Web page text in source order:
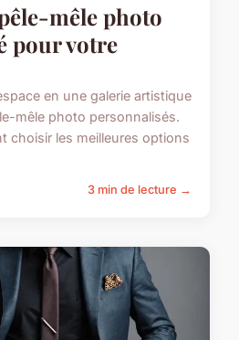
mêle photo
pour votre
en une galerie artistique
mêle photo personnalisés.
choisir les meilleures options
3 min de lecture →